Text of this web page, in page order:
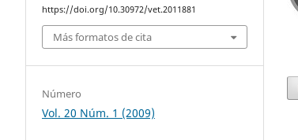
https://doi.org/10.30972/vet.2011881
Más formatos de cita
Número
Vol. 20 Núm. 1 (2009)